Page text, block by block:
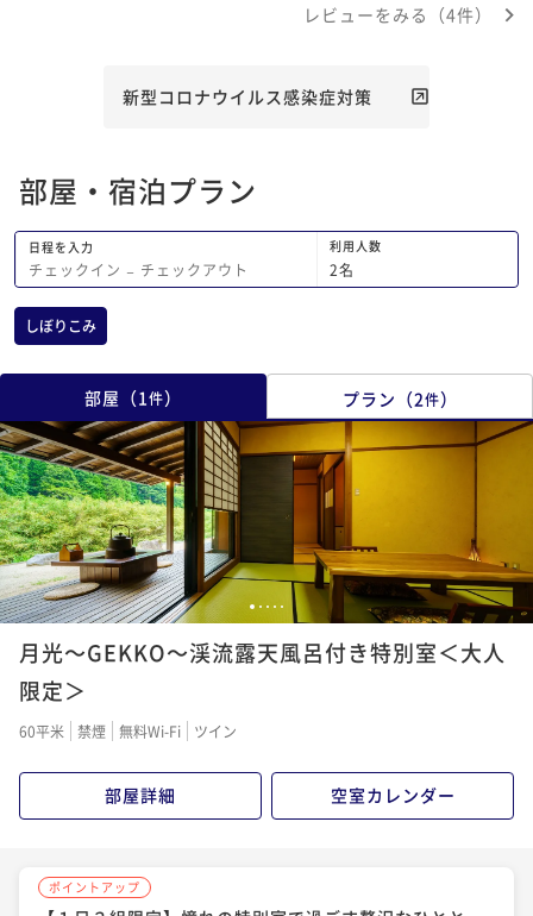
レビューをみる（4件）
新型コロナウイルス感染症対策
部屋・宿泊プラン
日程を入力
チェックイン − チェックアウト
利用人数
2名
しぼりこみ
部屋 （1 件） プラン （2件）
1 2 3 4 5
月光～GEKKO～渓流露天風呂付き特別室＜大人
限定＞
60平米 禁煙 無料Wi-Fi ツイン
部屋詳細 空室カレンダー
ポイントアップ